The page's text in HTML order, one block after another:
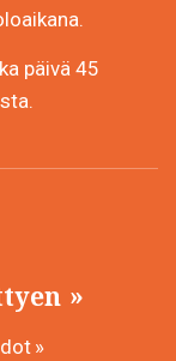
päivä 45